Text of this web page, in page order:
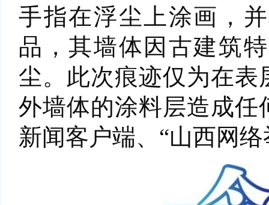
手指在浮尘上涂画，
品，其墙体因古建筑
尘。此次痕迹仅为在
外墙体的涂料层造成
新闻客户端、“山西网